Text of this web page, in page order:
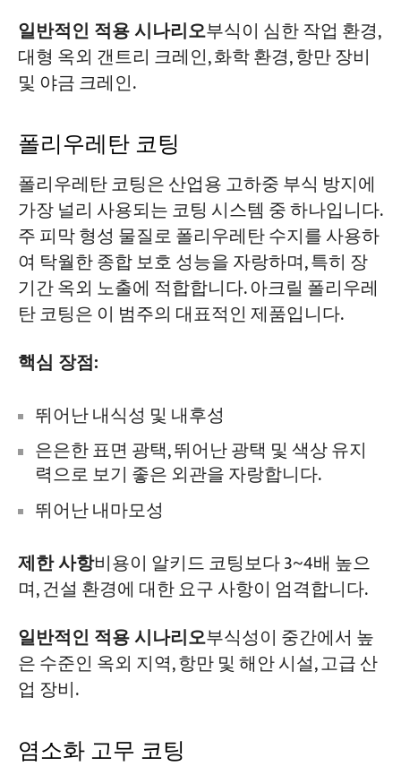
일반적인 적용 시나리오부식이 심한 작업 환경,
대형 옥외 갠트리 크레인, 화학 환경, 항만 장비
및 야금 크레인.
폴리우레탄 코팅
폴리우레탄 코팅은 산업용 고하중 부식 방지에
가장 널리 사용되는 코팅 시스템 중 하나입니다.
주 피막 형성 물질로 폴리우레탄 수지를 사용하
여 탁월한 종합 보호 성능을 자랑하며, 특히 장
기간 옥외 노출에 적합합니다. 아크릴 폴리우레
탄 코팅은 이 범주의 대표적인 제품입니다.
핵심 장점:
뛰어난 내식성 및 내후성
은은한 표면 광택, 뛰어난 광택 및 색상 유지
력으로 보기 좋은 외관을 자랑합니다.
뛰어난 내마모성
제한 사항비용이 알키드 코팅보다 3~4배 높으
며, 건설 환경에 대한 요구 사항이 엄격합니다.
일반적인 적용 시나리오부식성이 중간에서 높
은 수준인 옥외 지역, 항만 및 해안 시설, 고급 산
업 장비.
염소화 고무 코팅